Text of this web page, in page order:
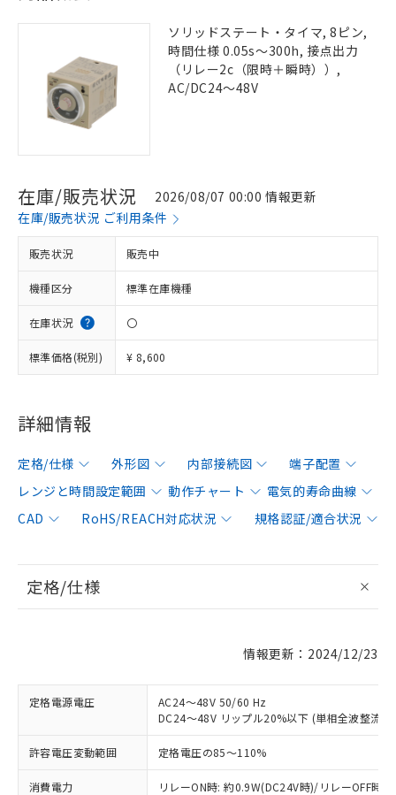
ソリッドステート・タイマ, 8ピン,
時間仕様 0.05s～300h, 接点出力
（リレー2c（限時＋瞬時））,
AC/DC24～48V
在庫/販売状況
2026/08/07 00:00 情報更新
在庫/販売状況 ご利用条件
販売状況 販売中
機種区分 標準在庫機種
在庫状況 〇
標準価格(税別) ¥ 8,600
詳細情報
定格/仕様 外形図 内部接続図
端子配置
レンジと時間設定範囲
動作チャート
電気的寿命曲線
CAD
RoHS/REACH対応状況 規格認証/適合状況
定格/仕様
情報更新：2024/12/23
定格電源電圧
AC24～48V 50/60 Hz
DC24～48V リップル20%以下 (単相全波整流
許容電圧変動範囲 定格電圧の85～110%
消費電力 リレーON時: 約0.9W(DC24V時)/リレーOFF時: